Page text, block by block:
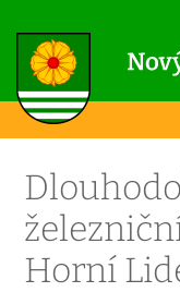
Horní